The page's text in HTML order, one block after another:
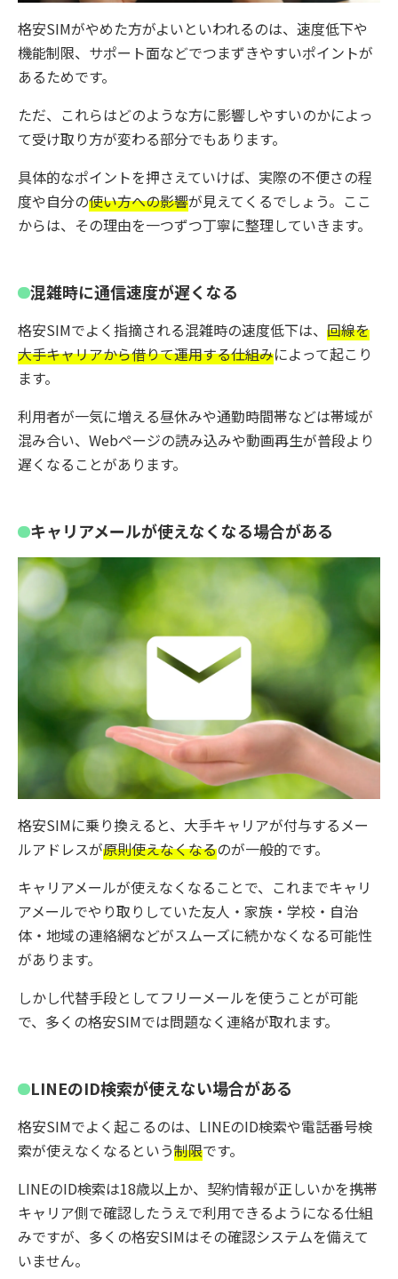
格安SIMがやめた方がよいといわれるのは、速度低下や
機能制限、サポート面などでつまずきやすいポイントが
あるためです。
ただ、これらはどのような方に影響しやすいのかによっ
て受け取り方が変わる部分でもあります。
具体的なポイントを押さえていけば、実際の不便さの程
度や自分の使い方への影響が見えてくるでしょう。ここ
からは、その理由を一つずつ丁寧に整理していきます。
混雑時に通信速度が遅くなる
格安SIMでよく指摘される混雑時の速度低下は、 回線を
大手キャリアから借りて運用する仕組みによって起こり
ます。
利用者が一気に増える昼休みや通勤時間帯などは帯域が
混み合い、Webページの読み込みや動画再生が普段より
遅くなることがあります。
キャリアメールが使えなくなる場合がある
格安SIMに乗り換えると、大手キャリアが付与するメー
ルアドレスが原則使えなくなるのが一般的です。
キャリアメールが使えなくなることで、これまでキャリ
アメールでやり取りしていた友人・家族・学校・自治
体・地域の連絡網などがスムーズに続かなくなる可能性
があります。
しかし代替手段としてフリーメールを使うことが可能
で、多くの格安SIMでは問題なく連絡が取れます。
LINEのID検索が使えない場合がある
格安SIMでよく起こるのは、LINEのID検索や電話番号検
索が使えなくなるという制限です。
LINEのID検索は18歳以上か、契約情報が正しいかを携帯
キャリア側で確認したうえで利用できるようになる仕組
みですが、多くの格安SIMはその確認システムを備えて
いません。